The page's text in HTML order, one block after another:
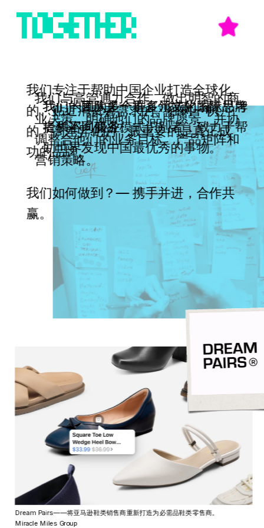
我们专注于帮助中国企业打造全球化
的、贴近消费者需求的、独树一帜
的、高差异化的，最重要的是真正成
功的品牌。
我们如何做到？— 携手并进，合作共
赢。
我们与高管通力合作，做出明智的商
业决策，明确他们的品牌愿景，并协
调整合他们的业务目标、产品矩阵和
营销策略。
我们的团队是一群多元文化系统思考
者和不同商业模式识别者，致力于帮
助世界发现中国最优秀的事物。
我们一直为多个垂直领域的国际品牌
提供咨询服务。
Dream Pairs——将亚马逊鞋类销售商重新打造为必需品鞋类零售商。
Miracle Miles Group